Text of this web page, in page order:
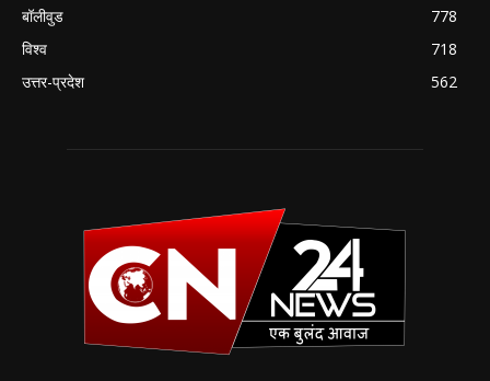
बॉलीवुड
778
विश्व
718
उत्तर-प्रदेश
562